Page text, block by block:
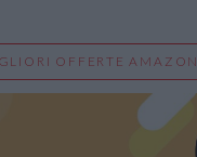
OFFERTE AMAZON